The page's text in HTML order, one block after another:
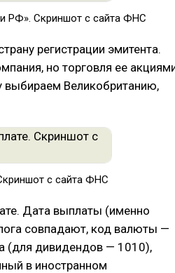
РФ». Скриншот с сайта ФНС
регистрации эмитента.
но торговля ее
выбираем Великобританию,
с сайта ФНС
Дата выплаты (именно
совпадают, код валюты —
(для дивидендов — 1010),
в иностранном